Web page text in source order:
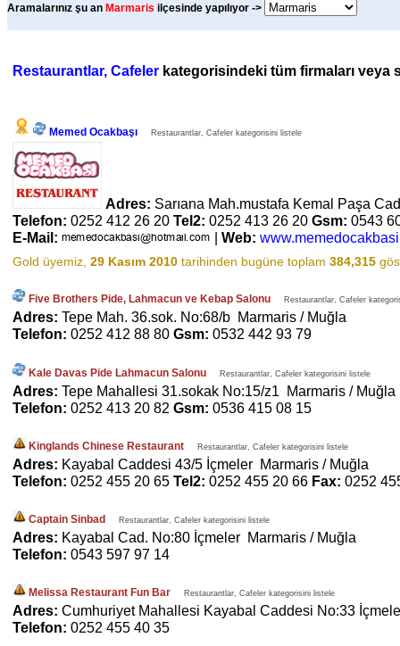
Aramalarınız şu an Marmaris ilçesinde yapılıyor ->
Restaurantlar, Cafeler kategorisindeki tüm firmaları veya
Memed Ocakbaşı Restaurantlar, Cafeler kategorisini listele
Adres: Sarıana Mah.mustafa Kemal Paşa
Telefon: 0252 412 26 20 Tel2: 0252 413 26 20 Gsm: 0543
E-Mail:
| Web:
Gold üyemiz, 29 Kasım 2010 tarihinden bugüne toplam 384,315
Five Brothers Pide, Lahmacun ve Kebap Salonu Restaurantlar, Cafeler
Adres: Tepe Mah. 36.sok. No:68/b Marmaris / Muğla
Telefon: 0252 412 88 80 Gsm: 0532 442 93 79
Kale Davas Pide Lahmacun Salonu Restaurantlar, Cafeler kategorisini listele
Adres: Tepe Mahallesi 31.sokak No:15/z1 Marmaris / Muğla
Telefon: 0252 413 20 82 Gsm: 0536 415 08 15
Kinglands Chinese Restaurant Restaurantlar, Cafeler kategorisini listele
Adres: Kayabal Caddesi 43/5 İçmeler Marmaris / Muğla
Telefon: 0252 455 20 65 Tel2: 0252 455 20 66 Fax: 0252
Captain Sinbad Restaurantlar, Cafeler kategorisini listele
Adres: Kayabal Cad. No:80 İçmeler Marmaris / Muğla
Telefon: 0543 597 97 14
Melissa Restaurant Fun Bar Restaurantlar, Cafeler kategorisini listele
Adres: Cumhuriyet Mahallesi Kayabal Caddesi No:33
Telefon: 0252 455 40 35